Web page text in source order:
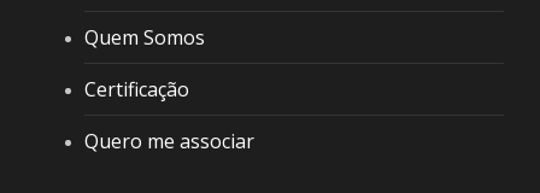
Quem Somos
Certificação
Quero me associar